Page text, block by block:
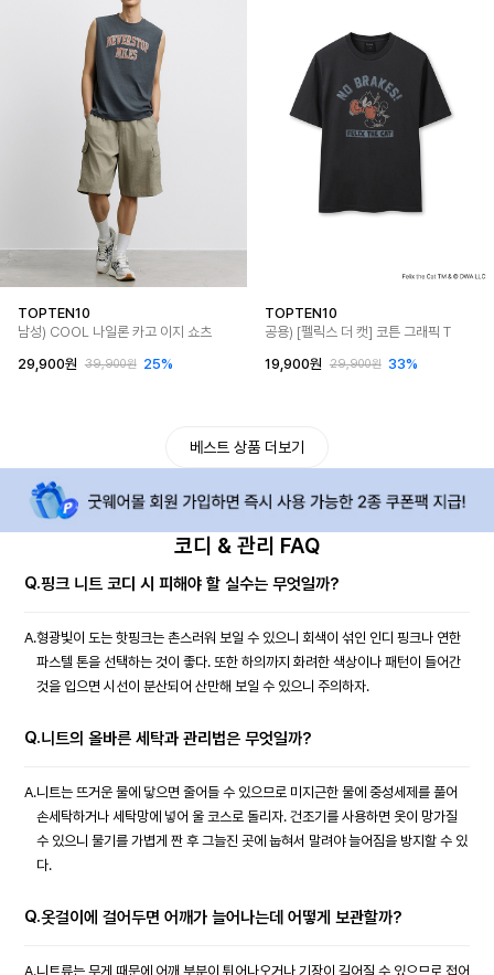
TOPTEN10
남성) COOL 나일론 카고 이지 쇼츠
29,900원
39,900원 25%
TOPTEN10
공용) [펠릭스 더 캣] 코튼 그래픽 T
19,900원
29,900원 33%
베스트 상품 더보기
코디 & 관리 FAQ
Q.핑크 니트 코디 시 피해야 할 실수는 무엇일까?
A.형광빛이 도는 핫핑크는 촌스러워 보일 수 있으니 회색이 섞인 인디 핑크나 연한
파스텔 톤을 선택하는 것이 좋다. 또한 하의까지 화려한 색상이나 패턴이 들어간
것을 입으면 시선이 분산되어 산만해 보일 수 있으니 주의하자.
Q.니트의 올바른 세탁과 관리법은 무엇일까?
A.니트는 뜨거운 물에 닿으면 줄어들 수 있으므로 미지근한 물에 중성세제를 풀어
손세탁하거나 세탁망에 넣어 울 코스로 돌리자. 건조기를 사용하면 옷이 망가질
수 있으니 물기를 가볍게 짠 후 그늘진 곳에 눕혀서 말려야 늘어짐을 방지할 수 있
다.
Q.옷걸이에 걸어두면 어깨가 늘어나는데 어떻게 보관할까?
A.니트류는 무게 때문에 어깨 부분이 튀어나오거나 기장이 길어질 수 있으므로 접어